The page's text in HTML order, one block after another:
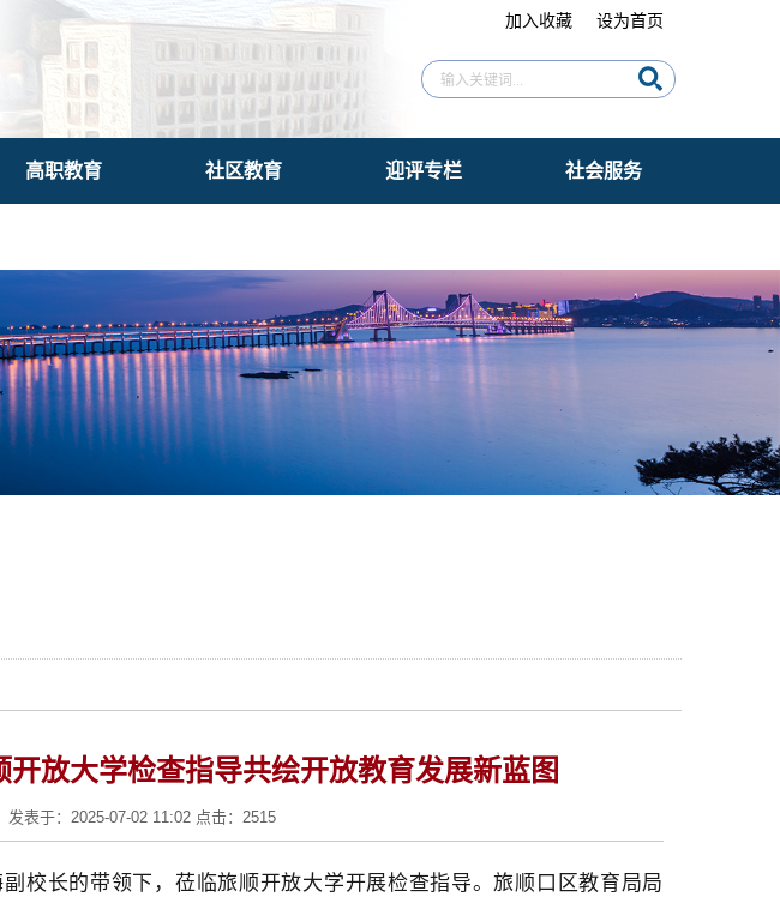
设为首页
加入收藏
高职教育 社区教育 迎评专栏 社会服务
放大学检查指导共绘开放教育发展新蓝图
发表于：2025-07-02 11:02 点击： 2515
副校长的带领下，莅临旅顺开放大学开展检查指导。旅顺口区教育局局